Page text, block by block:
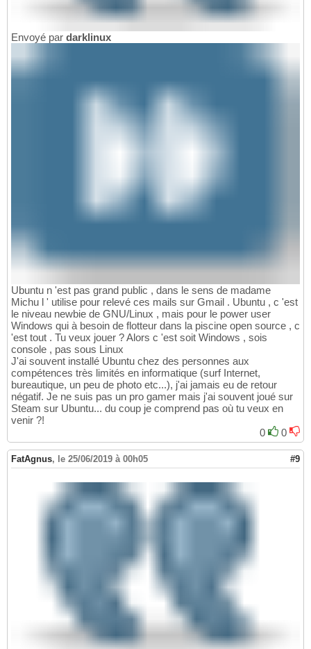
Envoyé par darklinux
Ubuntu n 'est pas grand public , dans le sens de madame
Michu l ' utilise pour relevé ces mails sur Gmail . Ubuntu , c 'est
le niveau newbie de GNU/Linux , mais pour le power user
Windows qui à besoin de flotteur dans la piscine open source , c
'est tout . Tu veux jouer ? Alors c 'est soit Windows , sois
console , pas sous Linux
J'ai souvent installé Ubuntu chez des personnes aux
compétences très limités en informatique (surf Internet,
bureautique, un peu de photo etc...), j'ai jamais eu de retour
négatif. Je ne suis pas un pro gamer mais j'ai souvent joué sur
Steam sur Ubuntu... du coup je comprend pas où tu veux en
venir ?!
0
0
FatAgnus, le 25/06/2019 à 00h05 #9